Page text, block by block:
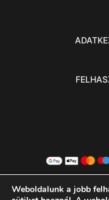
Weboldalunk a jobb